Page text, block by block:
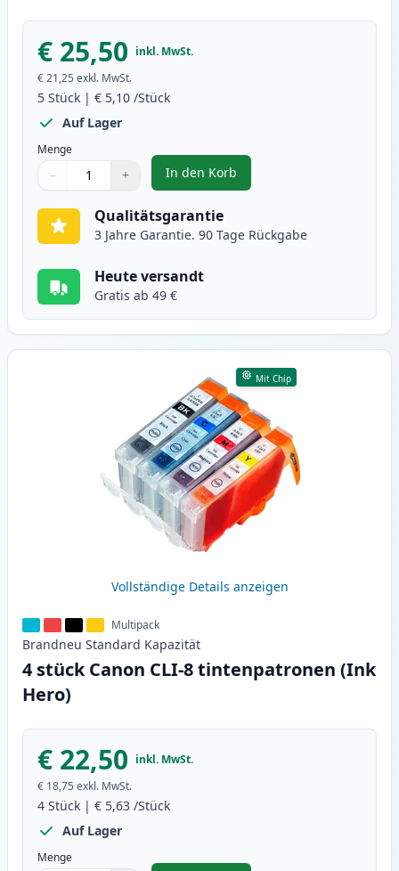
€ 25,50 inkl. MwSt.
€ 21,25 exkl. MwSt.
5 Stück | € 5,10 /Stück
Auf Lager
Menge
Verwenden Sie die Tasten, um anzupassen
− +
1
In den Korb
, 5 stück Canon PGI-5 & CLI-8
Qualitätsgarantie
3 Jahre Garantie. 90 Tage Rückgabe
Heute versandt
Gratis ab 49 €
Mit Chip
Vollständige Details anzeigen
Multipack
Brandneu Standard Kapazität
4 stück Canon CLI-8 tintenpatronen (Ink
Hero)
€ 22,50 inkl. MwSt.
€ 18,75 exkl. MwSt.
4 Stück | € 5,63 /Stück
Auf Lager
Menge